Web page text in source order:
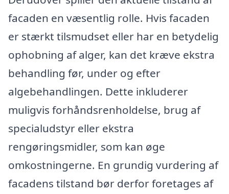
facaden en væsentlig rolle. Hvis facaden
er stærkt tilsmudset eller har en betydelig
ophobning af alger, kan det kræve ekstra
behandling før, under og efter
algebehandlingen. Dette inkluderer
muligvis forhåndsrenholdelse, brug af
specialudstyr eller ekstra
rengøringsmidler, som kan øge
omkostningerne. En grundig vurdering af
facadens tilstand bør derfor foretages af